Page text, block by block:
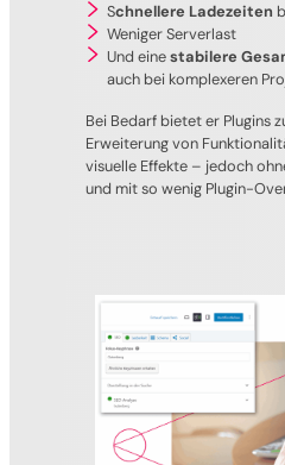
Schnellere Ladezeiten
Weniger Serverlast
Und einestabilere
auch bei komplexeren
Bei Bedarf bietet er Plugins
Erweiterung von
visuelle Effekte – jedoch
und mit so wenig Plugin-